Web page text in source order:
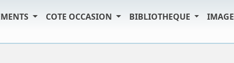
COTE OCCASION BIBLIOTHEQUE IMAGE